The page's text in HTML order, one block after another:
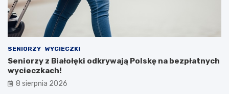
SENIORZY WYCIECZKI
Seniorzy z Białołęki odkrywają Polskę na bezpłatnych
wycieczkach!
8 sierpnia 2026